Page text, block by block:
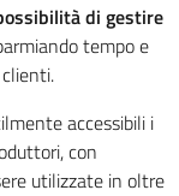
di gestire
tempo e
accessibili i
con
utilizzate in oltre